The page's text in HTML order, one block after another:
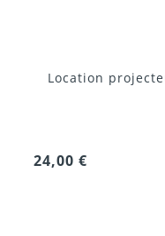
Location
24,00 €